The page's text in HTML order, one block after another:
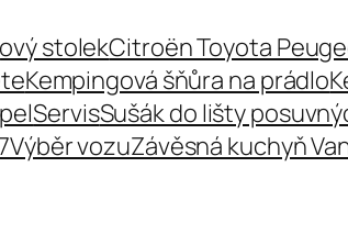
stolekCitroën Toyota
Kempingová šňůra na prádlo
ServisSušák do lišty
Výběr vozuZávěsná kuchyň